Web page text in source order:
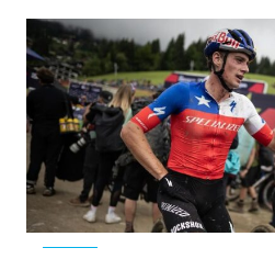
sistema de suspensión que
necesaria al andar. […]